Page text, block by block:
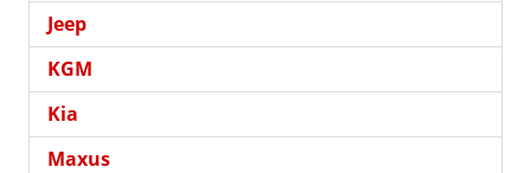
Jeep
KGM
Kia
Maxus